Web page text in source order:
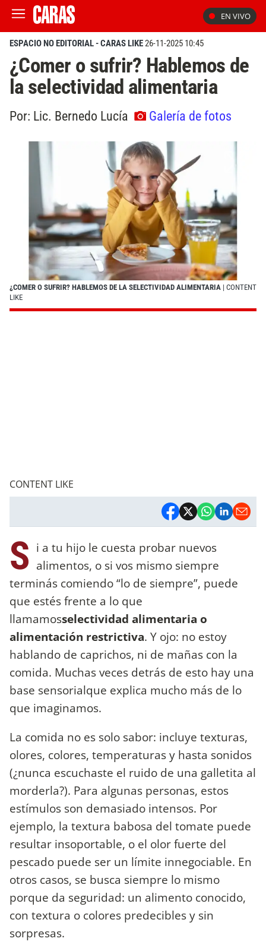
EN VIVO
ESPACIO NO EDITORIAL - CARAS LIKE26-11-2025 10:45
¿Comer o sufrir? Hablemos de
la selectividad alimentaria
Por: Lic. Bernedo Lucía Galería de fotos
¿COMER O SUFRIR? HABLEMOS DE LA SELECTIVIDAD ALIMENTARIA | CONTENT
LIKE
CONTENT LIKE
S i a tu hijo le cuesta probar nuevos
alimentos, o si vos mismo siempre
terminás comiendo “lo de siempre”, puede
que estés frente a lo que
llamamosselectividad alimentaria o
alimentación restrictiva. Y ojo: no estoy
hablando de caprichos, ni de mañas con la
comida. Muchas veces detrás de esto hay una
base sensorialque explica mucho más de lo
que imaginamos.
La comida no es solo sabor: incluye texturas,
olores, colores, temperaturas y hasta sonidos
(¿nunca escuchaste el ruido de una galletita al
morderla?). Para algunas personas, estos
estímulos son demasiado intensos. Por
ejemplo, la textura babosa del tomate puede
resultar insoportable, o el olor fuerte del
pescado puede ser un límite innegociable. En
otros casos, se busca siempre lo mismo
porque da seguridad: un alimento conocido,
con textura o colores predecibles y sin
sorpresas.